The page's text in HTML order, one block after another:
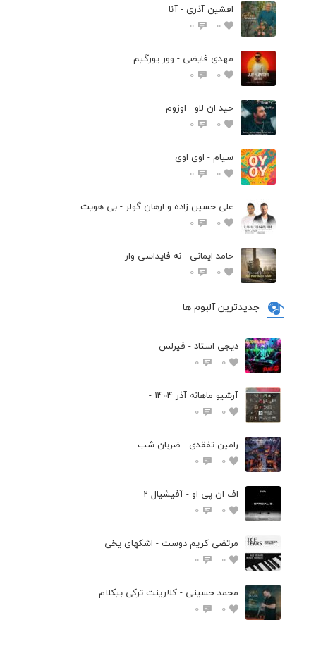
افشین آذری - آنا
0
0
مهدی فایضی - وور یورگیم
0
0
حید ان لاو - اوزوم
0
0
سیام - اوی اوی
0
0
علی حسین زاده و ارهان گولر - بی هویت
0
0
حامد ایمانی - نه فایداسی وار
0
0
جدیدترین آلبوم ها
دیجی استاد - فیرلس
0
0
آرشیو ماهانه آذر 1404 -
0
0
رامین تفقدی - ضربان شب
0
0
اف ان پی او - آفیشیال 2
0
0
مرتضی کریم دوست - اشکهای یخی
0
0
محمد حسینی - کلارینت ترکی بیکلام
0
0